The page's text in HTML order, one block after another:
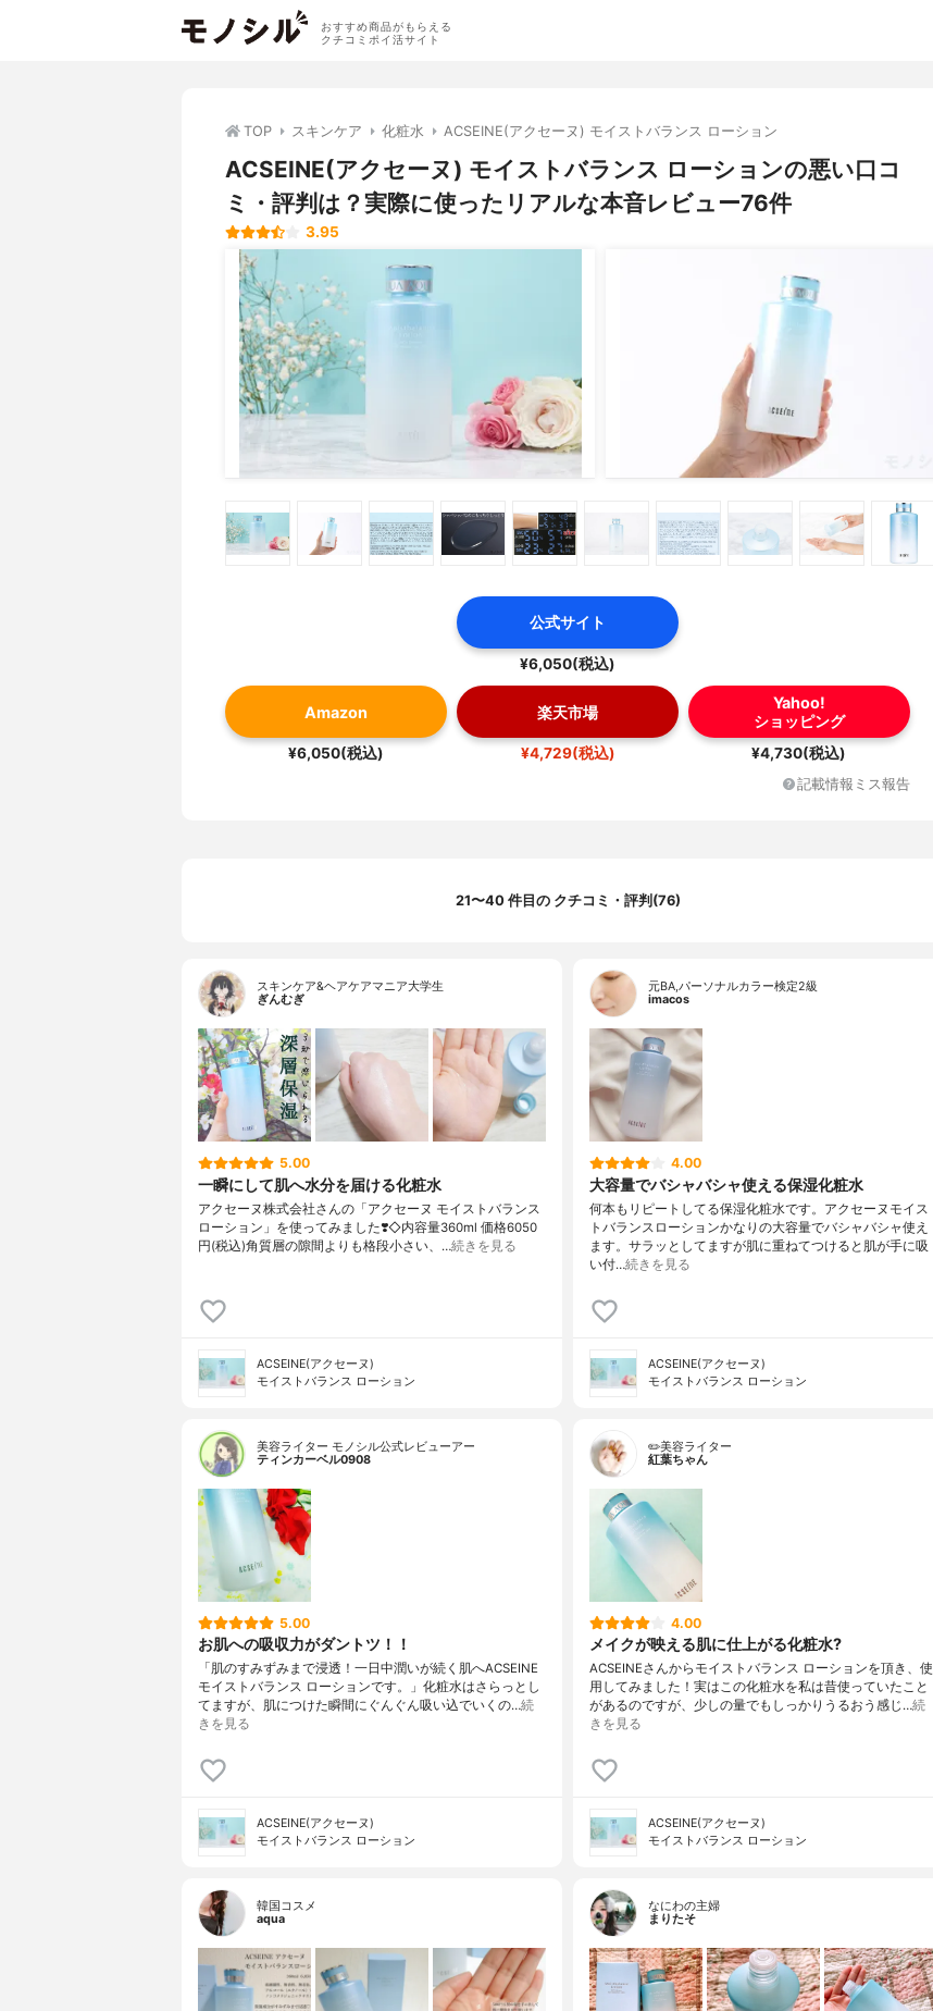
おすすめ商品がもらえる
クチコミポイ活サイト
TOP スキンケア 化粧水 ACSEINE(アクセーヌ) モイストバランス ローション
ACSEINE(アクセーヌ) モイストバランス ローションの悪い口コ
ミ・評判は？実際に使ったリアルな本音レビュー76件
3.95
公式サイト
¥6,050(税込)
Amazon
¥6,050(税込)
楽天市場
¥4,729(税込)
Yahoo!
ショッピング
¥4,730(税込)
記載情報ミス報告
21〜40 件目の クチコミ・評判(76)
スキンケア&ヘアケアマニア大学生
ぎんむぎ
5.00
一瞬にして肌へ水分を届ける化粧水
アクセーヌ株式会社さんの「アクセーヌ モイストバランス
ローション」を使ってみました❣️◇内容量360ml 価格6050
円(税込)角質層の隙間よりも格段小さい、…続きを見る
ACSEINE(アクセーヌ)
モイストバランス ローション
元BA,パーソナルカラー検定2級
imacos
4.00
大容量でバシャバシャ使える保湿化粧水
何本もリピートしてる保湿化粧水です。アクセーヌモイス
トバランスローションかなりの大容量でバシャバシャ使え
ます。サラッとしてますが肌に重ねてつけると肌が手に吸
い付…続きを見る
ACSEINE(アクセーヌ)
モイストバランス ローション
美容ライター モノシル公式レビューアー
ティンカーベル0908
5.00
お肌への吸収力がダントツ！！
「肌のすみずみまで浸透！一日中潤いが続く肌へACSEINE
モイストバランス ローションです。」化粧水はさらっとし
てますが、肌につけた瞬間にぐんぐん吸い込でいくの…続
きを見る
ACSEINE(アクセーヌ)
モイストバランス ローション
✏️美容ライター
紅葉ちゃん
4.00
メイクが映える肌に仕上がる化粧水?
ACSEINEさんからモイストバランス ローションを頂き、使
用してみました！実はこの化粧水を私は昔使っていたこと
があるのですが、少しの量でもしっかりうるおう感じ…続
きを見る
ACSEINE(アクセーヌ)
モイストバランス ローション
韓国コスメ
aqua
なにわの主婦
まりたそ